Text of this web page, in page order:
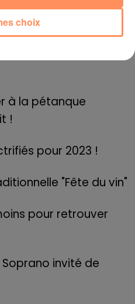
à la pétanque
!
pour 2023 !
"Fête du vin"
pour retrouver
invité de
choix